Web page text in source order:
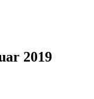
2019